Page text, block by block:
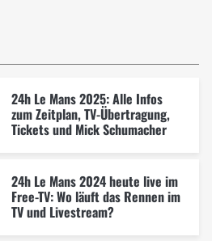
24h Le Mans 2025: Alle Infos
zum Zeitplan, TV-Übertragung,
Tickets und Mick Schumacher
24h Le Mans 2024 heute live im
Free-TV: Wo läuft das Rennen im
TV und Livestream?